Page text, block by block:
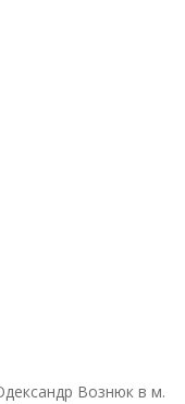
Вознюк в м.